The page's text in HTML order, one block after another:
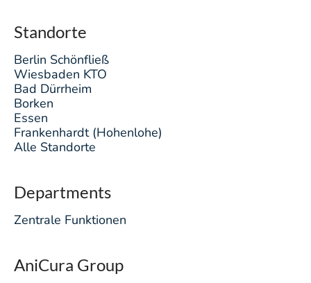
Standorte
Berlin Schönfließ
Wiesbaden KTO
Bad Dürrheim
Borken
Essen
Frankenhardt (Hohenlohe)
Alle Standorte
Departments
Zentrale Funktionen
AniCura Group